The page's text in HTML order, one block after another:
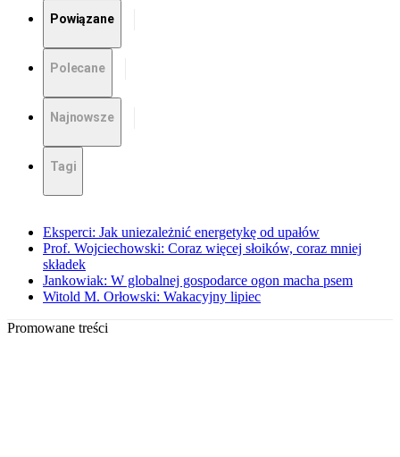
Powiązane
Polecane
Najnowsze
Tagi
Eksperci: Jak uniezależnić energetykę od upałów
Prof. Wojciechowski: Coraz więcej słoików, coraz mniej
składek
Jankowiak: W globalnej gospodarce ogon macha psem
Witold M. Orłowski: Wakacyjny lipiec
Promowane treści